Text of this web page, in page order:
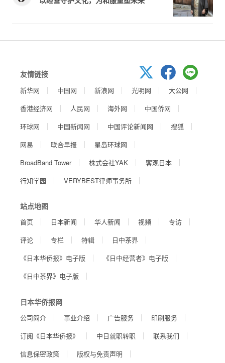
友情链接
新华网 中国网 新浪网 光明网
大公网
香港经济网
人民网 海外网
中国侨网
环球网
中国新闻网 中国评论新闻网
搜狐
网易
联合早报
星岛环球网
BroadBand Tower
株式会社YAK
客观日本
行知学园
VERYBEST律师事务所
站点地图
首页 日本新闻 华人新闻 视频
专访
评论
专栏 特辑
日中茶界
《日本华侨报》电子版
《日中经营者》电子版
《日中茶界》电子版
日本华侨报网
公司简介 事业介绍 广告服务
印刷服务
订阅《日本华侨报》
中日就职转职
联系我们
信息保密政策
版权与免责声明